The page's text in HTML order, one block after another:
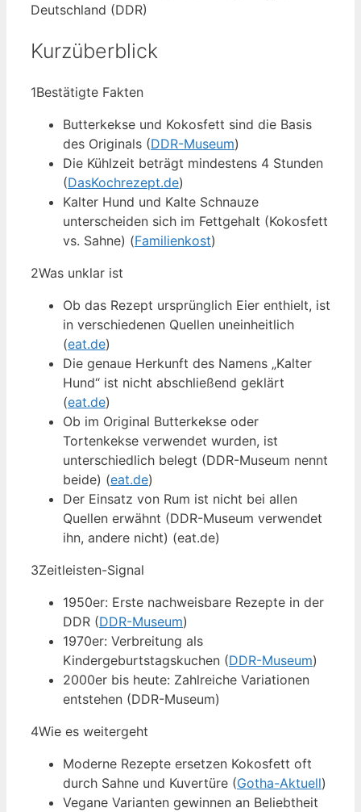
Deutschland (DDR)
Kurzüberblick
1Bestätigte Fakten
Butterkekse und Kokosfett sind die Basis
des Originals (DDR-Museum)
Die Kühlzeit beträgt mindestens 4 Stunden
(DasKochrezept.de)
Kalter Hund und Kalte Schnauze
unterscheiden sich im Fettgehalt (Kokosfett
vs. Sahne) (Familienkost)
2Was unklar ist
Ob das Rezept ursprünglich Eier enthielt, ist
in verschiedenen Quellen uneinheitlich
(eat.de)
Die genaue Herkunft des Namens „Kalter
Hund“ ist nicht abschließend geklärt
(eat.de)
Ob im Original Butterkekse oder
Tortenkekse verwendet wurden, ist
unterschiedlich belegt (DDR-Museum nennt
beide) (eat.de)
Der Einsatz von Rum ist nicht bei allen
Quellen erwähnt (DDR-Museum verwendet
ihn, andere nicht) (eat.de)
3Zeitleisten-Signal
1950er: Erste nachweisbare Rezepte in der
DDR (DDR-Museum)
1970er: Verbreitung als
Kindergeburtstagskuchen (DDR-Museum)
2000er bis heute: Zahlreiche Variationen
entstehen (DDR-Museum)
4Wie es weitergeht
Moderne Rezepte ersetzen Kokosfett oft
durch Sahne und Kuvertüre (Gotha-Aktuell)
Vegane Varianten gewinnen an Beliebtheit